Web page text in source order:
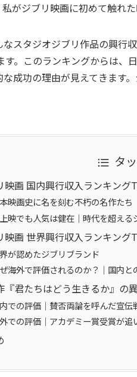
がジブリ映画に初めて触れ
スタジオジブリ作品の興行
す。このランキングからは、
成功の理由が見えてきます
タ
映画 国内興行収入ランキング
映画史に名を刻む不朽の名作たち
映でも人気は健在｜時代を超える
映画 世界興行収入ランキング
が認めたジブリブランド
海外で評価されるのか？｜国内と
『君たちはどう生きるか』の
での評価｜賛否両論を呼んだ宣伝
での評価｜アカデミー賞受賞が追